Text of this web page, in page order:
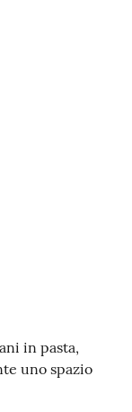
in pasta,
uno spazio